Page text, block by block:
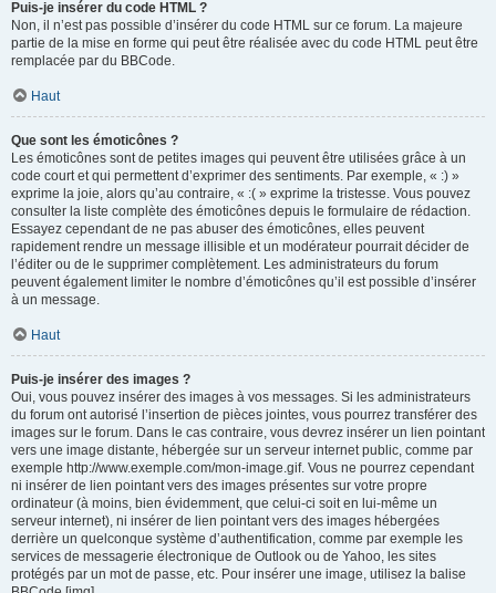
Puis-je insérer du code HTML ?
Non, il n’est pas possible d’insérer du code HTML sur ce forum. La majeure
partie de la mise en forme qui peut être réalisée avec du code HTML peut être
remplacée par du BBCode.
Haut
Que sont les émoticônes ?
Les émoticônes sont de petites images qui peuvent être utilisées grâce à un
code court et qui permettent d’exprimer des sentiments. Par exemple, « :) »
exprime la joie, alors qu’au contraire, « :( » exprime la tristesse. Vous pouvez
consulter la liste complète des émoticônes depuis le formulaire de rédaction.
Essayez cependant de ne pas abuser des émoticônes, elles peuvent
rapidement rendre un message illisible et un modérateur pourrait décider de
l’éditer ou de le supprimer complètement. Les administrateurs du forum
peuvent également limiter le nombre d’émoticônes qu’il est possible d’insérer
à un message.
Haut
Puis-je insérer des images ?
Oui, vous pouvez insérer des images à vos messages. Si les administrateurs
du forum ont autorisé l’insertion de pièces jointes, vous pourrez transférer des
images sur le forum. Dans le cas contraire, vous devrez insérer un lien pointant
vers une image distante, hébergée sur un serveur internet public, comme par
exemple http://www.exemple.com/mon-image.gif. Vous ne pourrez cependant
ni insérer de lien pointant vers des images présentes sur votre propre
ordinateur (à moins, bien évidemment, que celui-ci soit en lui-même un
serveur internet), ni insérer de lien pointant vers des images hébergées
derrière un quelconque système d’authentification, comme par exemple les
services de messagerie électronique de Outlook ou de Yahoo, les sites
protégés par un mot de passe, etc. Pour insérer une image, utilisez la balise